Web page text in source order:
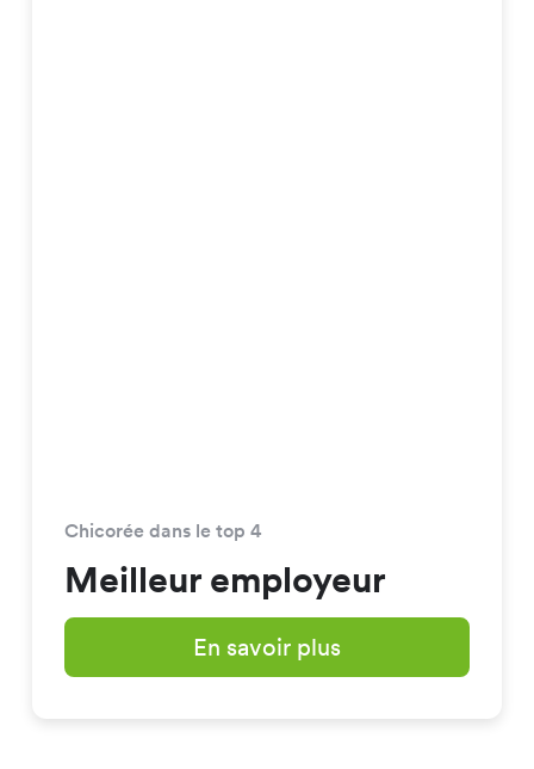
Chicorée dans le top 4
Meilleur employeur
En savoir plus